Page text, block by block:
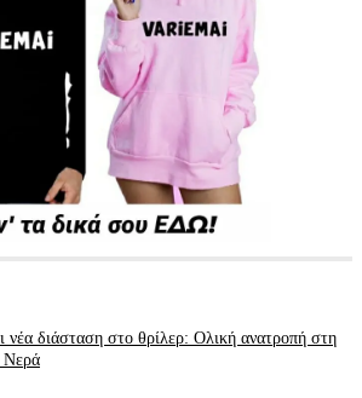
νέα διάσταση στο θρίλερ: Ολική ανατροπή στη
Νερά